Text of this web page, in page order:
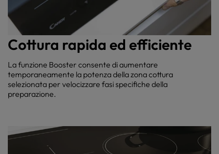
Cottura rapida ed efficiente
La funzione Booster consente di aumentare
temporaneamente la potenza della zona cottura
selezionata per velocizzare fasi specifiche della
preparazione.